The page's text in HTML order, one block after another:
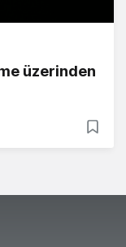
üzerinden